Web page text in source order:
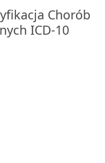
Chorób
ICD-10